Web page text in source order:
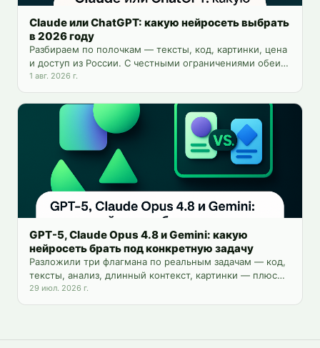
Claude или ChatGPT: какую нейросеть выбрать
в 2026 году
Разбираем по полочкам — тексты, код, картинки, цена
и доступ из России. С честными ограничениями обеих
моделей и способом пользоваться обеими сразу.
1 авг. 2026 г.
GPT-5, Claude Opus 4.8 и Gemini: какую
нейросеть брать под конкретную задачу
Разложили три флагмана по реальным задачам — код,
тексты, анализ, длинный контекст, картинки — плюс
цены и доступ из России.
29 июл. 2026 г.